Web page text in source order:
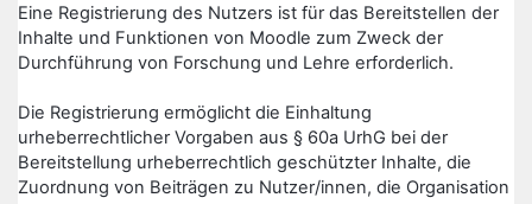
Eine Registrierung des Nutzers ist für das Bereitstellen der
Inhalte und Funktionen von Moodle zum Zweck der
Durchführung von Forschung und Lehre erforderlich.
Die Registrierung ermöglicht die Einhaltung
urheberrechtlicher Vorgaben aus § 60a UrhG bei der
Bereitstellung urheberrechtlich geschützter Inhalte, die
Zuordnung von Beiträgen zu Nutzer/innen, die Organisation